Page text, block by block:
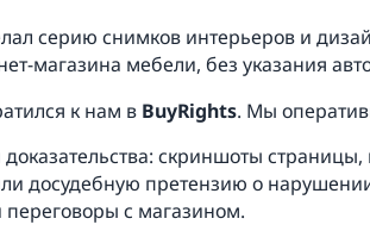
серию снимков интерьеров и
магазина мебели, без указания
к нам в BuyRights. Мы
скриншоты
досудебную претензию о
с магазином.